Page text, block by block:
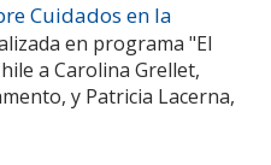
Cuidados en la
en programa "El
a Carolina Grellet,
y Patricia Lacerna,